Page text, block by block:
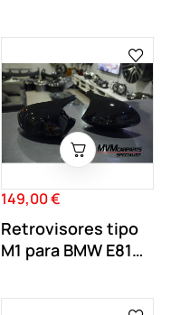
Precio
149,00 €
Retrovisores tipo
M1 para BMW E81